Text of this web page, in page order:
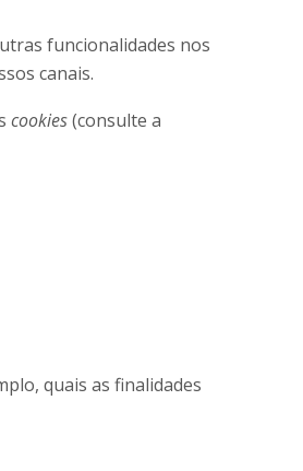
funcionalidades nos
canais.
cookies(consulte a
quais as finalidades